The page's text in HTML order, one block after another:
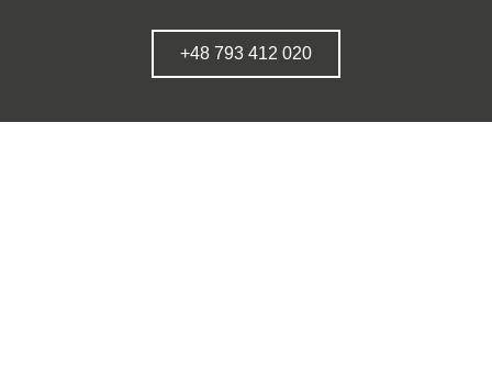
+48 793 412 020